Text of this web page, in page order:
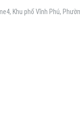
Khu phố Vĩnh Phú,